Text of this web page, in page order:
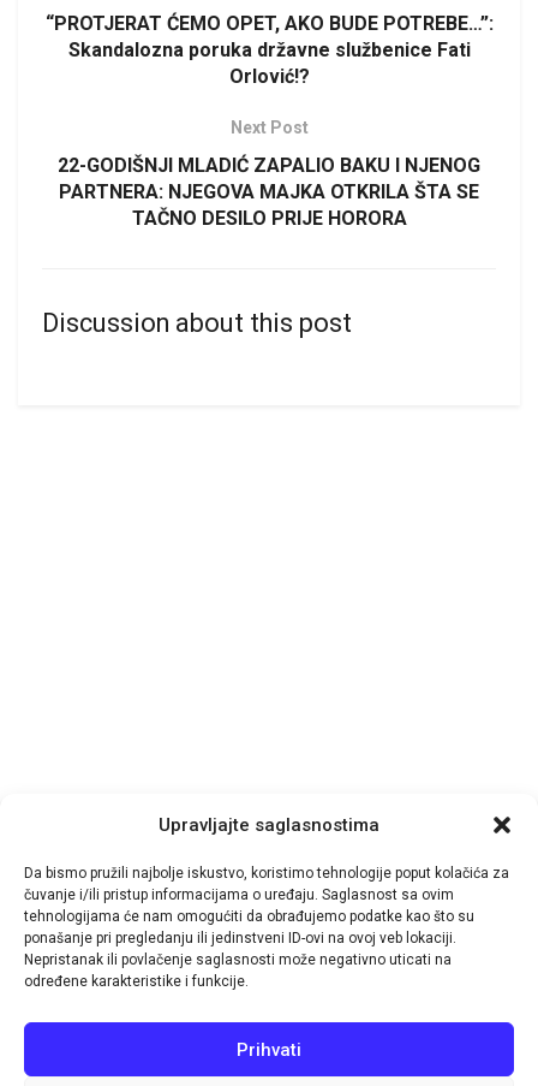
Upravljajte saglasnostima
Da bismo pružili najbolje iskustvo, koristimo tehnologije poput kolačića za
čuvanje i/ili pristup informacijama o uređaju. Saglasnost sa ovim
tehnologijama će nam omogućiti da obrađujemo podatke kao što su
ponašanje pri pregledanju ili jedinstveni ID-ovi na ovoj veb lokaciji.
Nepristanak ili povlačenje saglasnosti može negativno uticati na
određene karakteristike i funkcije.
Prihvati
“PROTJERAT ĆEMO OPET, AKO BUDE POTREBE…”:
Skandalozna poruka državne službenice Fati
Orlović!?
Next Post
22-GODIŠNJI MLADIĆ ZAPALIO BAKU I NJENOG
PARTNERA: NJEGOVA MAJKA OTKRILA ŠTA SE
TAČNO DESILO PRIJE HORORA
Discussion about this post
© 2026 TutinPRESS - by- IT-Impuls
Navigacija
Aktuelno